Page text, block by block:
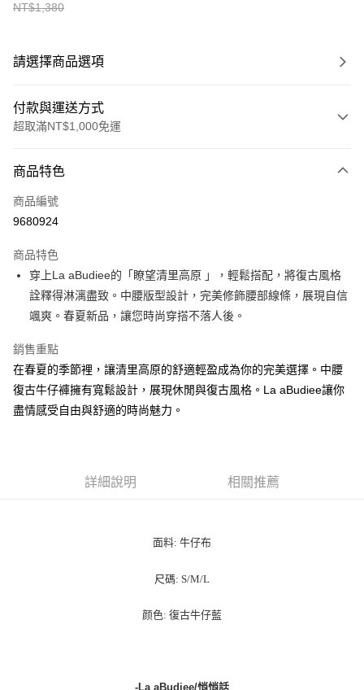
NT$1,380
請選擇商品選項
付款與運送方式
超取滿NT$1,000免運
信用卡一次付款
LINE Pay
悠遊付
ATM付款
運送方式
付款後全家純取貨
每筆NT$100，滿NT$1,000(含以上)免運費
每筆NT$100，滿NT$1,000(含以上)免運費
商品特色
商品編號
9680924
商品特色
穿上La aBudiee的「瞭望清里高原 」，輕鬆搭配，將復古風格
詮釋得淋漓盡致。中腰版型設計，完美修飾腰部線條，展現自信
颯爽。春夏新品，讓您時尚穿搭不落人後。
銷售重點
在春夏的季節裡，讓清里高原的舒適輕盈成為你的完美選擇。中腰
復古牛仔褲擁有寬鬆設計，展現休閒與復古風格。La aBudiee讓你
盡情感受自由與舒適的時尚魅力。
詳細說明 相關推薦
面料: 牛仔布
尺碼: S/M/L
颜色: 復古牛仔藍
-La aBudiee/悄悄話